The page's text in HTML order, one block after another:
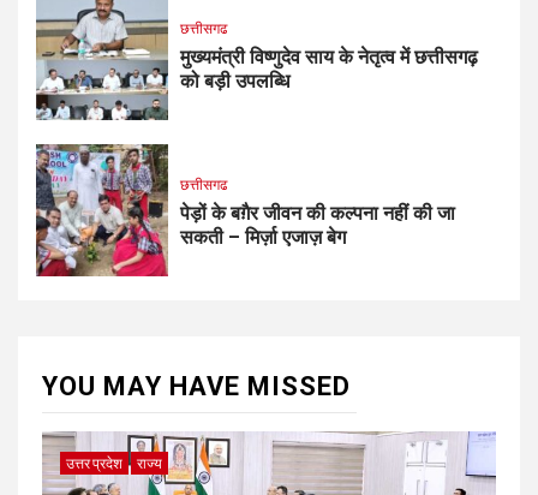
छत्तीसगढ
मुख्यमंत्री विष्णुदेव साय के नेतृत्व में छत्तीसगढ़
को बड़ी उपलब्धि
छत्तीसगढ
पेड़ों के बग़ैर जीवन की कल्पना नहीं की जा
सकती – मिर्ज़ा एजाज़ बेग
YOU MAY HAVE MISSED
उत्तर प्रदेश राज्य